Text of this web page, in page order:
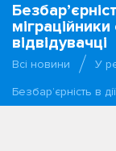
відвідувачці
Всі новини
У
Безбар’єрність в